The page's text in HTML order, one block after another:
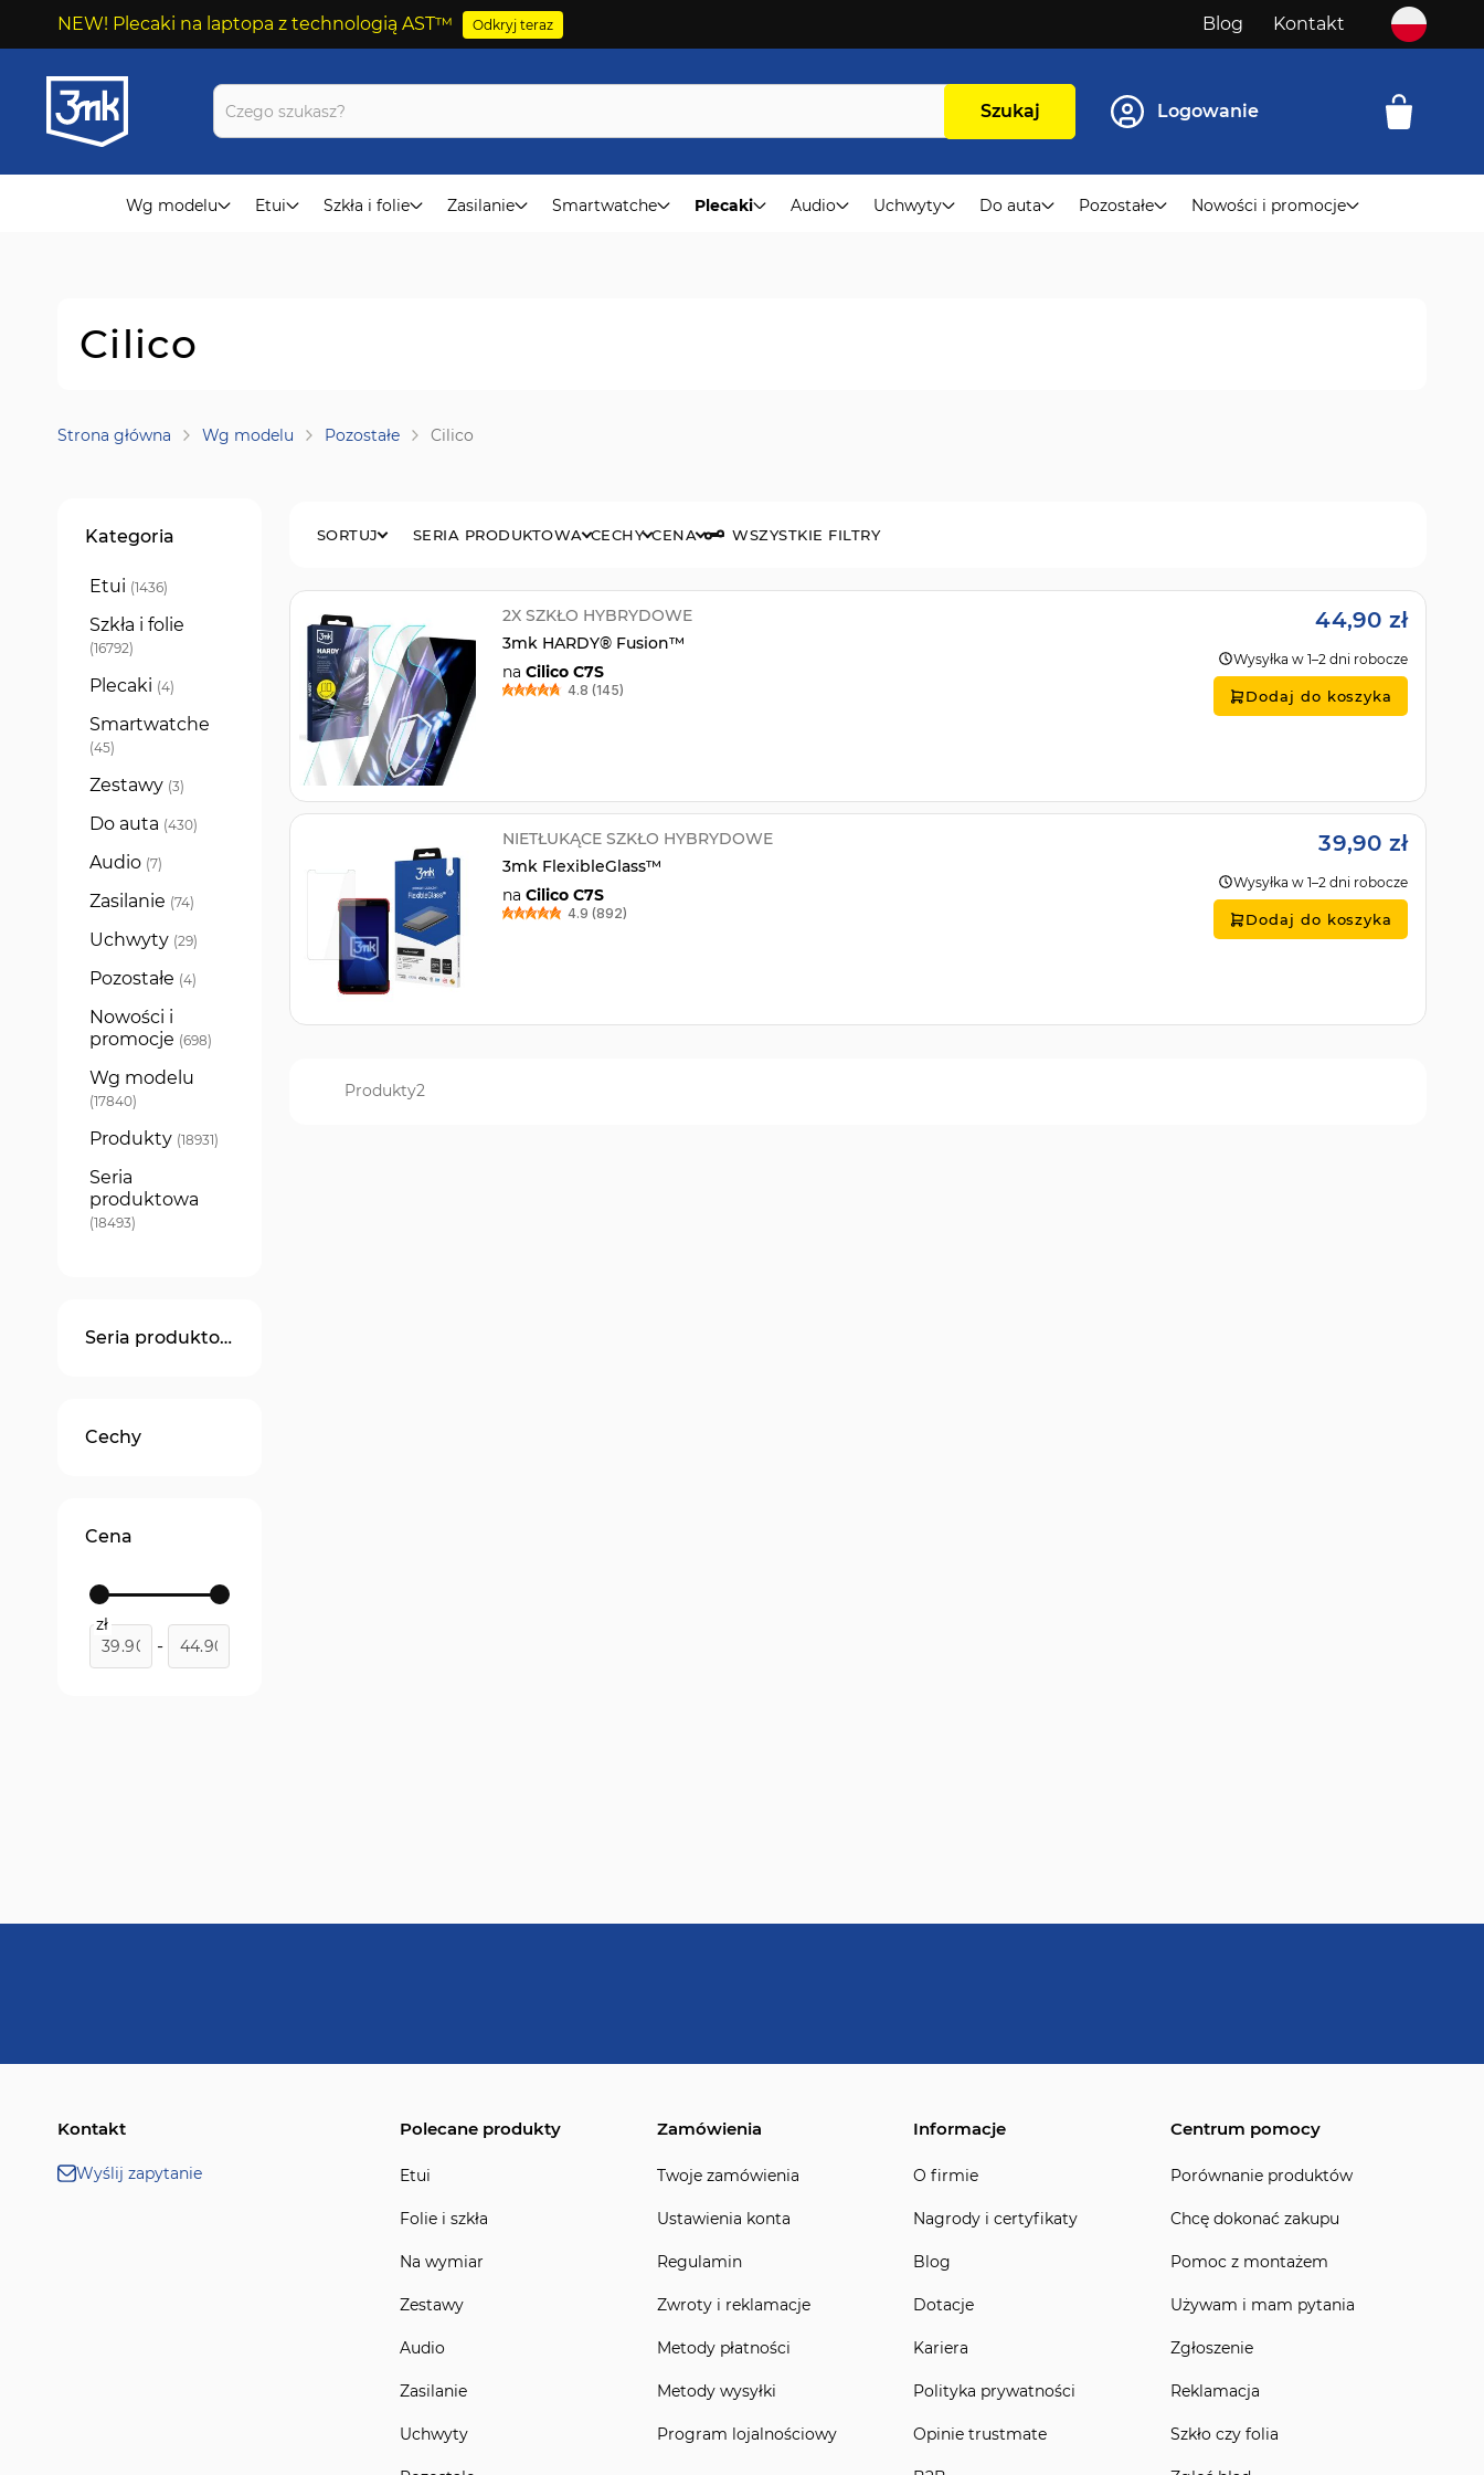
NEW! Plecaki na laptopa z technologią AST™ Odkryj teraz
Przejdź
do
treści
Blog Kontakt
Szukaj Logowanie
Wg modelu Etui Szkła i folie Zasilanie Smartwatche Plecaki Audio Uchwyty Do auta Pozostałe Nowości i promocje
Cilico
Strona główna Wg modelu Pozostałe Cilico
SERIA PRODUKTOWA CECHY CENA WSZYSTKIE FILTRY
SORTUJ
2X SZKŁO HYBRYDOWE
3mk HARDY® Fusion™
na Cilico C7S
4.8 (145)
44,90 zł
Wysyłka w 1–2 dni robocze
Dodaj do koszyka
NIETŁUKĄCE SZKŁO HYBRYDOWE
3mk FlexibleGlass™
na Cilico C7S
4.9 (892)
39,90 zł
Wysyłka w 1–2 dni robocze
Dodaj do koszyka
Produkty2
Kategoria
Etui 1436
produkty
Szkła i folie
16792
produkty
Plecaki 4
produkty
Smartwatche
45
produkty
Zestawy 3
produkty
Do auta 430
produkty
Audio 7
produkty
Zasilanie 74
produkty
Uchwyty 29
produkty
Pozostałe 4
produkty
Nowości i
promocje 698
produkty
Wg modelu
17840
produkty
Produkty 18931
produkty
Seria
produktowa
18493
produkty
Seria produktowa
Cechy
Cena
zł
-
Kontakt
Wyślij zapytanie
Polecane produkty
Etui
Folie i szkła
Na wymiar
Zestawy
Audio
Zasilanie
Uchwyty
Zamówienia
Twoje zamówienia
Ustawienia konta
Regulamin
Zwroty i reklamacje
Metody płatności
Metody wysyłki
Program lojalnościowy
Informacje
O firmie
Nagrody i certyfikaty
Blog
Dotacje
Kariera
Polityka prywatności
Opinie trustmate
Centrum pomocy
Porównanie produktów
Chcę dokonać zakupu
Pomoc z montażem
Używam i mam pytania
Zgłoszenie
Reklamacja
Szkło czy folia